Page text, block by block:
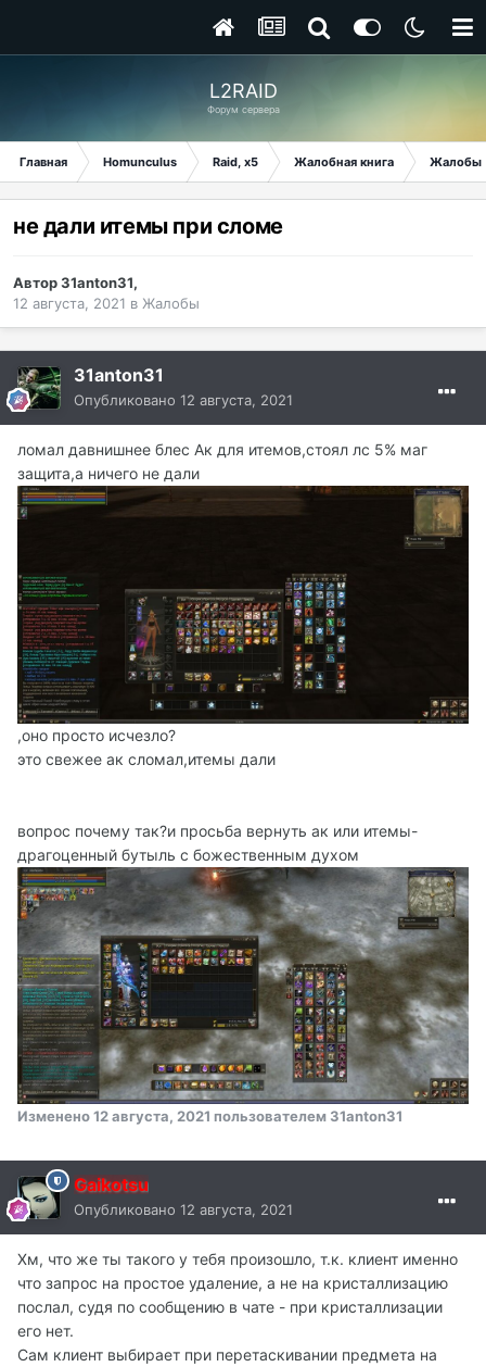
L2RAID
Форум сервера
Главная Homunculus Raid, x5 Жалобная книга Жалобы
не дали итемы при сломе
Автор31anton31,
12 августа, 2021 в Жалобы
31anton31
Опубликовано 12 августа, 2021
ломал давнишнее блес Ак для итемов,стоял лс 5% маг
защита,а ничего не дали
,оно просто исчезло?
это свежее ак сломал,итемы дали
вопрос почему так?и просьба вернуть ак или итемы-
драгоценный бутыль с божественным духом
Изменено12 августа, 2021 пользователем 31anton31
Gaikotsu
Опубликовано 12 августа, 2021
Хм, что же ты такого у тебя произошло, т.к. клиент именно
что запрос на простое удаление, а не на кристаллизацию
послал, судя по сообщению в чате - при кристаллизации
его нет.
Сам клиент выбирает при перетаскивании предмета на